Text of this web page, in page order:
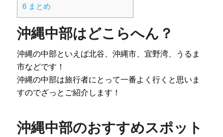
6まとめ
沖縄中部はどこらへん？
沖縄の中部といえば北谷、沖縄市、宜野湾、うるま
市などです！
沖縄の中部は旅行者にとって一番よく行くと思いま
すのでざっとご紹介します！
沖縄中部のおすすめスポット